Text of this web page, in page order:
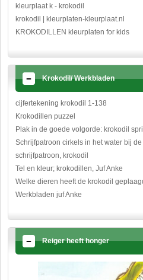
kleurplaat k - krokodil
krokodil | kleurplaten-kleurplaat.nl
KROKODILLEN kleurplaten for kids
Krokodil/ Werkbladen
cijfertekening krokodil 1-138
Krokodillen puzzel
Plak in de goede volgorde: krokodil
Schrijfpatroon cirkels in het water bij
schrijfpatroon, krokodil
Tel en kleur; krokodillen, Juf Anke
Welke dieren heeft de krokodil
Werkbladen juf Anke
Reiger heeft honger